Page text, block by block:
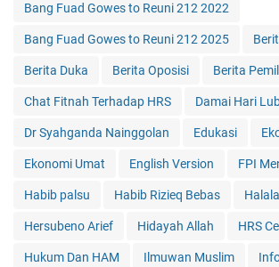
Bang Fuad Gowes to Reuni 212 2022
Bang Fuad Gowes to Reuni 212 2025
Berita Duka Berita Oposisi Berita
Chat Fitnah Terhadap HRS Damai Hari
Dr Syahganda Nainggolan Edukasi
Ekonomi Umat English Version FPI
Habib palsu Habib Rizieq Bebas
Hersubeno Arief Hidayah Allah HRS
Hukum Dan HAM Ilmuwan Muslim